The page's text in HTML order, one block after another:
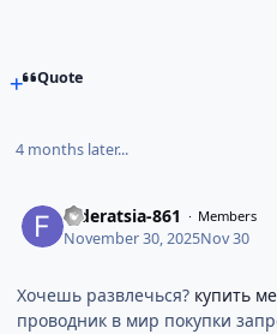
Quote
4 months later...
federatsia-861 Members
November 30, 2025Nov 30
Хочешь развлечься? купить
проводник в мир покупки